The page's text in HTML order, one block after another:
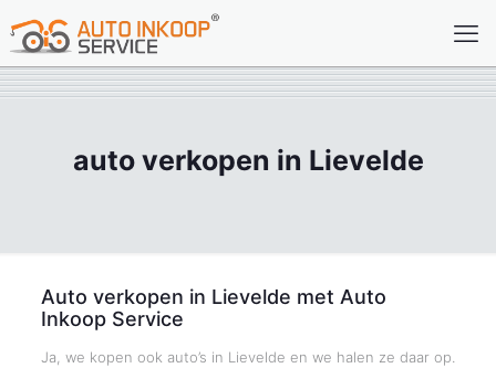
auto verkopen in Lievelde
Auto verkopen in Lievelde met Auto
Inkoop Service
Ja, we kopen ook auto’s in Lievelde en we halen ze daar op.